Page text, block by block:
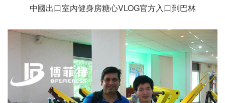
中國出口室內健身房糖心VLOG官方入口到巴林